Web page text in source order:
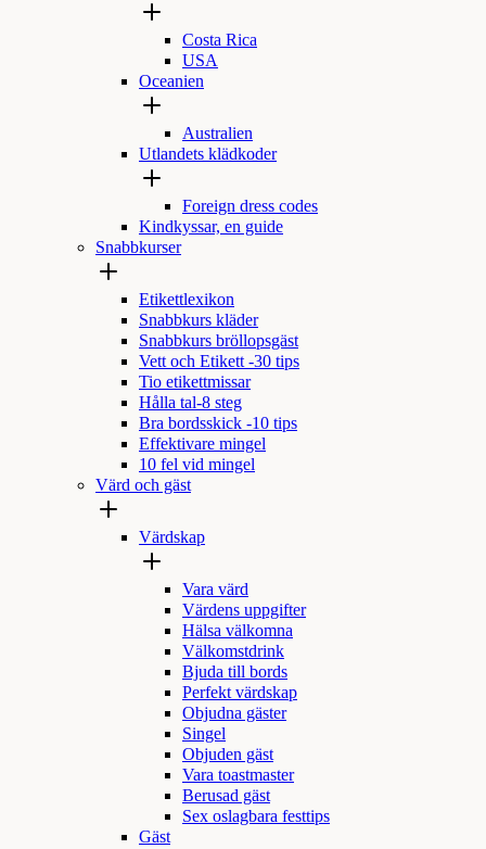
Costa Rica
USA
Oceanien
Australien
Utlandets klädkoder
Foreign dress codes
Kindkyssar, en guide
Snabbkurser
Etikettlexikon
Snabbkurs kläder
Snabbkurs bröllopsgäst
Vett och Etikett -30 tips
Tio etikettmissar
Hålla tal-8 steg
Bra bordsskick -10 tips
Effektivare mingel
10 fel vid mingel
Värd och gäst
Värdskap
Vara värd
Värdens uppgifter
Hälsa välkomna
Välkomstdrink
Bjuda till bords
Perfekt värdskap
Objudna gäster
Singel
Objuden gäst
Vara toastmaster
Berusad gäst
Sex oslagbara festtips
Gäst